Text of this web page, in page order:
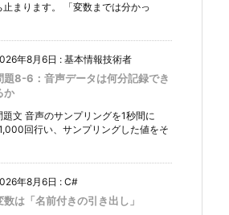
止まります。 「変数までは分かっ
年8月6日 : 基本情報技術者
題8-6：音声データは何分記録でき
か
題文 音声のサンプリングを1秒間に
回行い、サンプリングした値をそ
年8月6日 : C#
数は「名前付きの引き出し」